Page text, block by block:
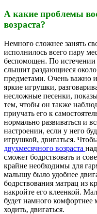
А какие проблемы
возраста?
Немного сложнее занять
исполнилось всего пару
беспомощен. По истечении
слышит раздающиеся около
предметами. Очень важно
яркие игрушки,
несложные песенки,
тем, чтобы он также
приучать его к
нормально развиваться и
настроении, если у него
игрушкой, двигаться.
двухмесячного возраста
сможет бодрствовать и
крайне необходимы для
малышу было удобнее
бодрствования матрац из
накройте его клеенкой.
будет намного комфортнее
ходить, двигаться.